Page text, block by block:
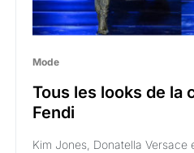
Mode
Tous les looks de la
Fendi
Kim Jones, Donatella Versace